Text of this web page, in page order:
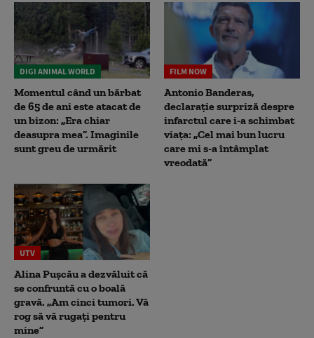
DIGI ANIMAL WORLD
Momentul când un bărbat
de 65 de ani este atacat de
un bizon: „Era chiar
deasupra mea”. Imaginile
sunt greu de urmărit
FILM NOW
Antonio Banderas,
declarație surpriză despre
infarctul care i-a schimbat
viața: „Cel mai bun lucru
care mi s-a întâmplat
vreodată”
UTV
Alina Pușcău a dezvăluit că
se confruntă cu o boală
gravă. „Am cinci tumori. Vă
rog să vă rugați pentru
mine”